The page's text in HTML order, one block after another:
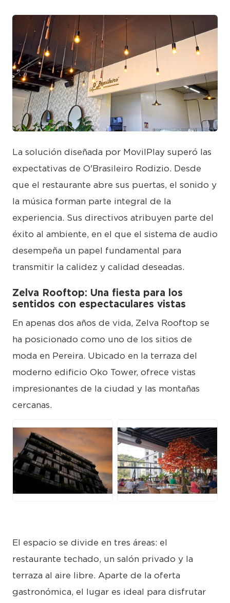
JPG
La solución diseñada por MovilPlay superó las
expectativas de O'Brasileiro Rodizio. Desde
que el restaurante abre sus puertas, el sonido y
la música forman parte integral de la
experiencia. Sus directivos atribuyen parte del
éxito al ambiente, en el que el sistema de audio
desempeña un papel fundamental para
transmitir la calidez y calidad deseadas.
Zelva Rooftop: Una fiesta para los
sentidos con espectaculares vistas
En apenas dos años de vida, Zelva Rooftop se
ha posicionado como uno de los sitios de
moda en Pereira. Ubicado en la terraza del
moderno edificio Oko Tower, ofrece vistas
impresionantes de la ciudad y las montañas
cercanas.
JPG
El espacio se divide en tres áreas: el
restaurante techado, un salón privado y la
terraza al aire libre. Aparte de la oferta
gastronómica, el lugar es ideal para disfrutar